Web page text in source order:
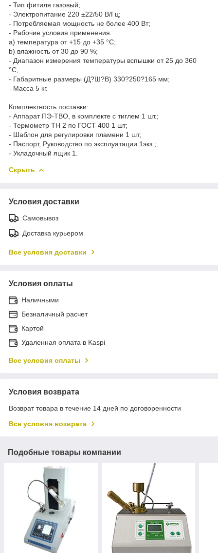
- Тип фитиля газовый;
- Электропитание 220 ±22/50 В/Гц;
- Потребляемая мощность не более 400 Вт;
- Рабочие условия применения:
a) температура от +15 до +35 °С;
b) влажность от 30 до 90 %;
- Диапазон измерения температуры вспышки от 25 до 360
°С;
- Габаритные размеры (Д?Ш?В) 330?250?165 мм;
- Масса 5 кг.
Комплектность поставки:
- Аппарат ПЭ-ТВО, в комплекте с тиглем 1 шт.;
- Термометр ТН 2 по ГОСТ 400 1 шт;
- Шаблон для регулировки пламени 1 шт;
- Паспорт, Руководство по эксплуатации 1экз.;
- Укладочный ящик 1.
Скрыть
Условия доставки
Самовывоз
Доставка курьером
Все условия доставки
Условия оплаты
Наличными
Безналичный расчет
Картой
Удаленная оплата в Kaspi
Все условия оплаты
Условия возврата
Возврат товара в течение 14 дней по договоренности
Все условия возврата
Подобные товары компании